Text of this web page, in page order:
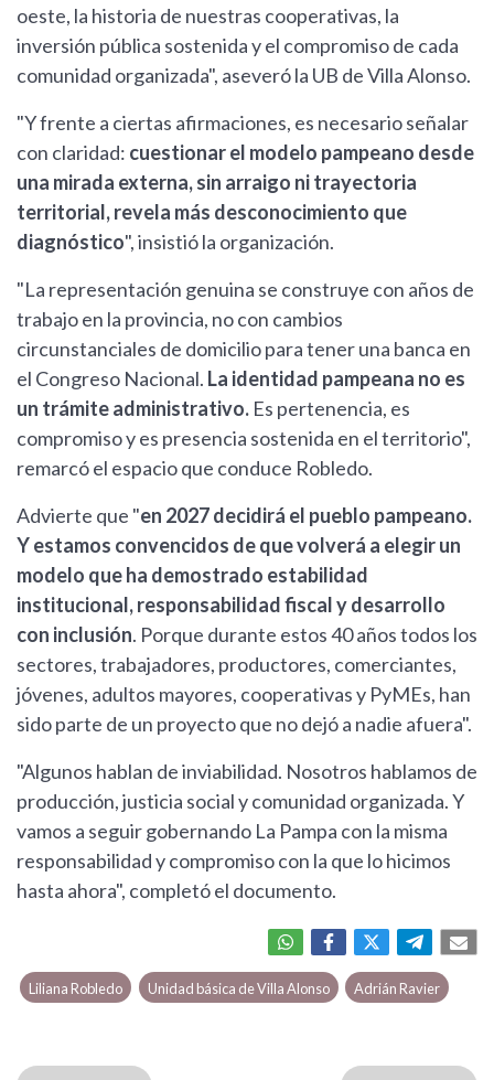
oeste, la historia de nuestras cooperativas, la
inversión pública sostenida y el compromiso de cada
comunidad organizada", aseveró la UB de Villa Alonso.
"Y frente a ciertas afirmaciones, es necesario señalar
con claridad: cuestionar el modelo pampeano desde
una mirada externa, sin arraigo ni trayectoria
territorial, revela más desconocimiento que
diagnóstico", insistió la organización.
"La representación genuina se construye con años de
trabajo en la provincia, no con cambios
circunstanciales de domicilio para tener una banca en
el Congreso Nacional. La identidad pampeana no es
un trámite administrativo. Es pertenencia, es
compromiso y es presencia sostenida en el territorio",
remarcó el espacio que conduce Robledo.
Advierte que "en 2027 decidirá el pueblo pampeano.
Y estamos convencidos de que volverá a elegir un
modelo que ha demostrado estabilidad
institucional, responsabilidad fiscal y desarrollo
con inclusión. Porque durante estos 40 años todos los
sectores, trabajadores, productores, comerciantes,
jóvenes, adultos mayores, cooperativas y PyMEs, han
sido parte de un proyecto que no dejó a nadie afuera".
"Algunos hablan de inviabilidad. Nosotros hablamos de
producción, justicia social y comunidad organizada. Y
vamos a seguir gobernando La Pampa con la misma
responsabilidad y compromiso con la que lo hicimos
hasta ahora", completó el documento.
Liliana Robledo Unidad básica de Villa Alonso Adrián Ravier